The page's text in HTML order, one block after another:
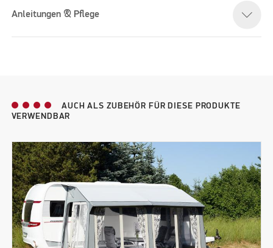
Anleitungen & Pflege
AUCH ALS ZUBEHÖR FÜR DIESE PRODUKTE
VERWENDBAR